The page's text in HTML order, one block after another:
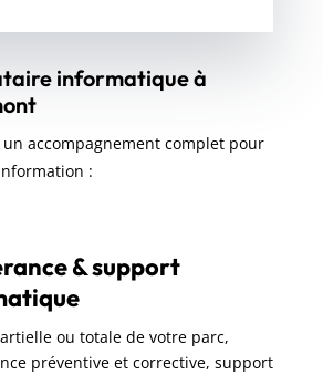
informatique à
accompagnement complet pour
:
& support
ou totale de votre parc,
préventive et corrective, support